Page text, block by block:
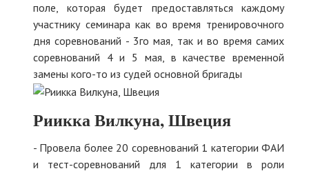
поле, которая будет предоставляться каждому
участнику семинара как во время тренировочного
дня соревнований - 3го мая, так и во время самих
соревнований 4 и 5 мая, в качестве временной
замены кого-то из судей основной бригады
Риикка Вилкуна, Швеция
- Провела более 20 соревнований 1 категории ФАИ
и тест-соревнований для 1 категории в роли